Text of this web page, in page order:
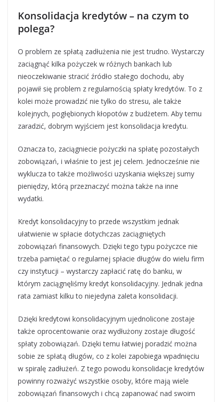
Konsolidacja kredytów – na czym to
polega?
O problem ze spłatą zadłużenia nie jest trudno. Wystarczy
zaciągnąć kilka pożyczek w różnych bankach lub
nieoczekiwanie stracić źródło stałego dochodu, aby
pojawił się problem z regularnością spłaty kredytów. To z
kolei może prowadzić nie tylko do stresu, ale także
kolejnych, pogłębionych kłopotów z budżetem. Aby temu
zaradzić, dobrym wyjściem jest konsolidacja kredytu.
Oznacza to, zaciągniecie pożyczki na spłatę pozostałych
zobowiązań, i właśnie to jest jej celem. Jednocześnie nie
wyklucza to także możliwości uzyskania większej sumy
pieniędzy, którą przeznaczyć można także na inne
wydatki.
Kredyt konsolidacyjny to przede wszystkim jednak
ułatwienie w spłacie dotychczas zaciągniętych
zobowiązań finansowych. Dzięki tego typu pożyczce nie
trzeba pamiętać o regularnej spłacie długów do wielu firm
czy instytucji – wystarczy zapłacić ratę do banku, w
którym zaciągnęliśmy kredyt konsolidacyjny. Jednak jedna
rata zamiast kilku to niejedyna zaleta konsolidacji.
Dzięki kredytowi konsolidacyjnym ujednolicone zostaje
także oprocentowanie oraz wydłużony zostaje długość
spłaty zobowiązań. Dzięki temu łatwiej poradzić można
sobie ze spłatą długów, co z kolei zapobiega wpadnięciu
w spiralę zadłużeń. Z tego powodu konsolidacje kredytów
powinny rozważyć wszystkie osoby, które mają wiele
zobowiązań finansowych i chcą zapanować nad swoim